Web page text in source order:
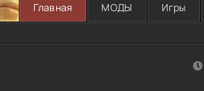
Главная МОДЫ Игры